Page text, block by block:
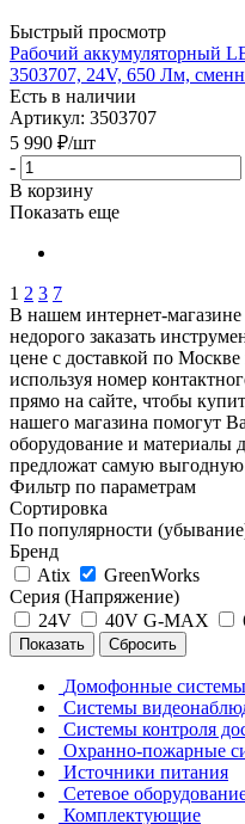
Быстрый просмотр
Рабочий аккумуляторный
3503707, 24V, 650 Лм,
Есть в наличии
Артикул: 3503707
5 990 ₽/шт
-
В корзину
Показать еще
1 2 3 7
В нашем интернет-
недорого заказать
цене с доставкой по
используя номер
прямо на сайте, чтобы
нашего магазина помогут
оборудование и материалы
предложат самую выгодную
Фильтр по параметрам
Сортировка
По популярности
Бренд
Atix
GreenWorks
Серия (Напряжение)
24V
40V G-MAX
Сбросить
Домофонные системы
Системы
Системы контроля
Охранно-пожарные
Источники питания
Сетевое
Комплектующие